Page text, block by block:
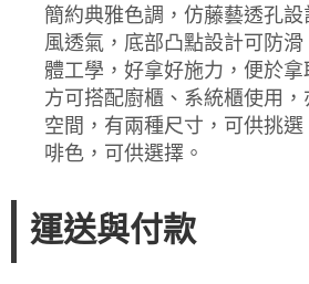
簡約典雅色調，仿藤藝透孔
風透氣，底部凸點設計可防
體工學，好拿好施力，便於拿
方可搭配廚櫃、系統櫃使用
空間，有兩種尺寸，可供挑
啡色，可供選擇。
運送與付款